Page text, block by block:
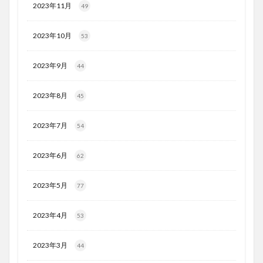
2023年11月 49
2023年10月 53
2023年9月 44
2023年8月 45
2023年7月 54
2023年6月 62
2023年5月 77
2023年4月 53
2023年3月 44